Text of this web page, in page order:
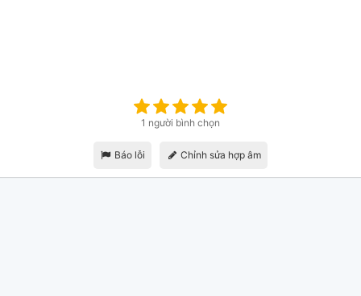
1 người bình chọn
Báo lỗi Chỉnh sửa hợp âm